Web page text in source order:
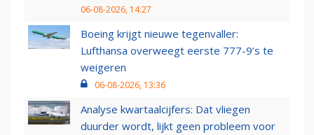
06-08-2026, 14:27
Boeing krijgt nieuwe tegenvaller:
Lufthansa overweegt eerste 777-9’s te
weigeren
06-08-2026, 13:36
Analyse kwartaalcijfers: Dat vliegen
duurder wordt, lijkt geen probleem voor